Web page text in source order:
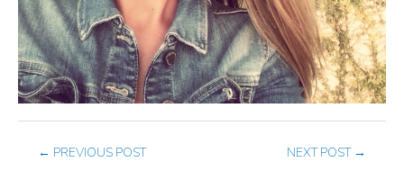
← PREVIOUS POST NEXT POST →